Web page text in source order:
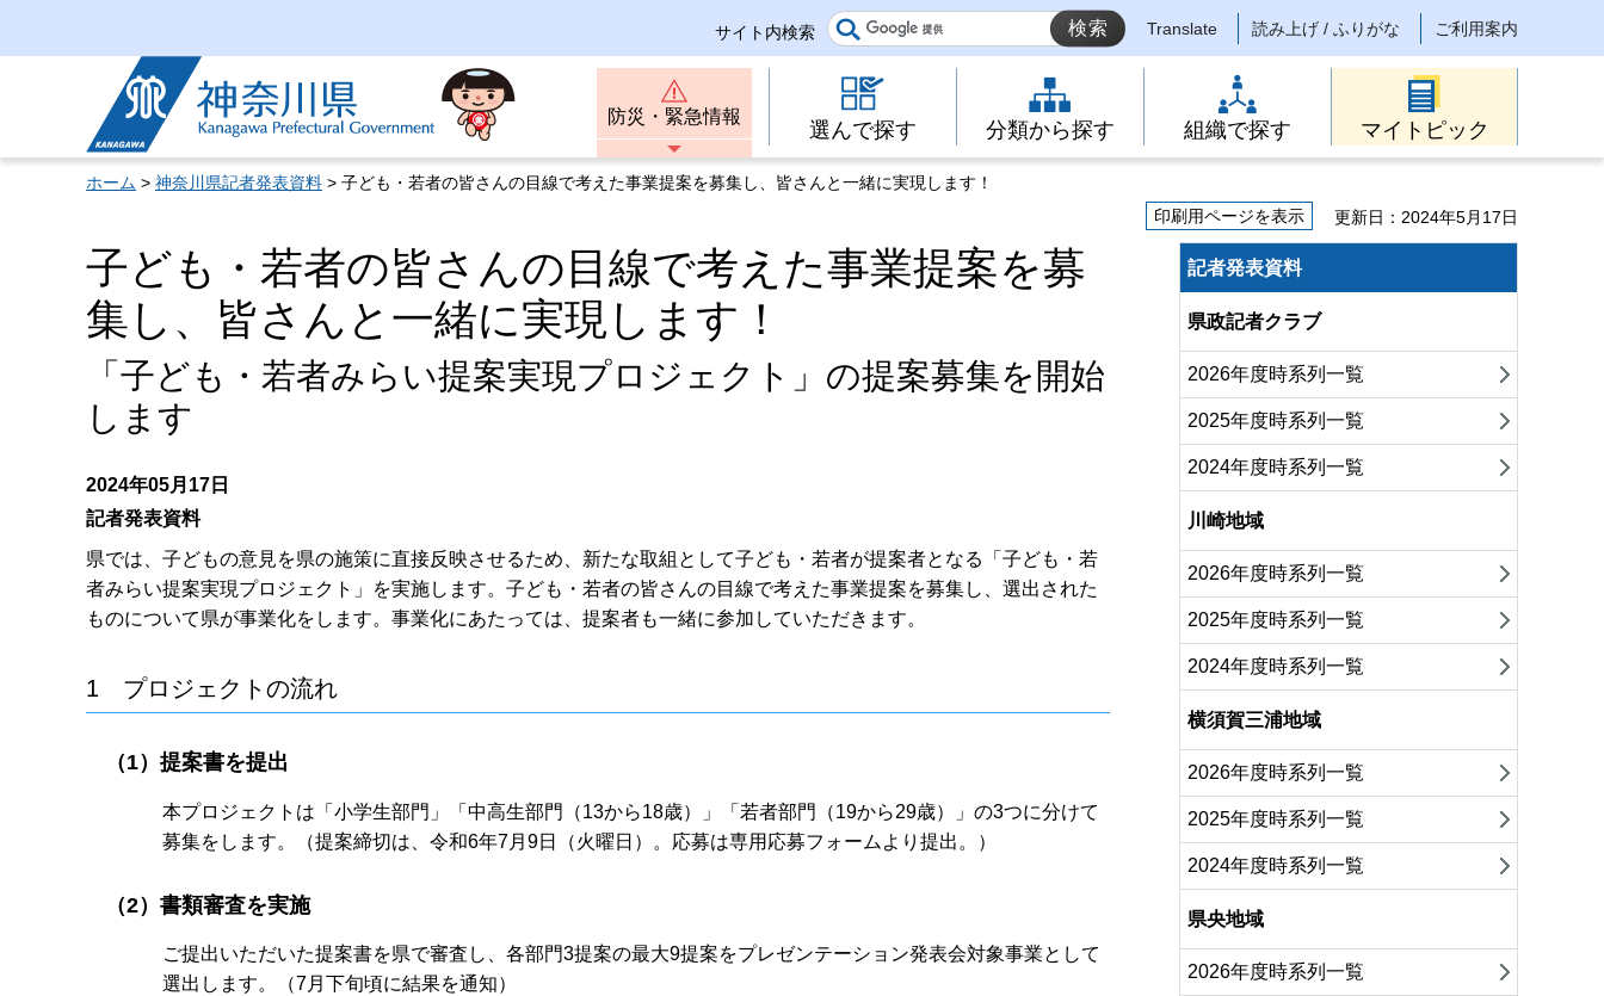
サイト内検索 Translate 読み上げ / ふりがな ご利用案内
神奈川県
防災・緊急情報
選んで探す 分類から探す 組織で探す マイトピック
ホーム > 神奈川県記者発表資料 > 子ども・若者の皆さんの目線で考えた事業提案を募集し、皆さんと一緒に実現します！
印刷用ページを表示
更新日：2024年5月17日
子ども・若者の皆さんの目線で考えた事業提案を募
集し、皆さんと一緒に実現します！
「子ども・若者みらい提案実現プロジェクト」の提案募集を開始
します
2024年05月17日
記者発表資料
県では、子どもの意見を県の施策に直接反映させるため、新たな取組として子ども・若者が提案者となる「子ども・若
者みらい提案実現プロジェクト」を実施します。子ども・若者の皆さんの目線で考えた事業提案を募集し、選出された
ものについて県が事業化をします。事業化にあたっては、提案者も一緒に参加していただきます。
1 プロジェクトの流れ
（1）提案書を提出
本プロジェクトは「小学生部門」「中高生部門（13から18歳）」「若者部門（19から29歳）」の3つに分けて
募集をします。（提案締切は、令和6年7月9日（火曜日）。応募は専用応募フォームより提出。）
（2）書類審査を実施
ご提出いただいた提案書を県で審査し、各部門3提案の最大9提案をプレゼンテーション発表会対象事業として
選出します。（7月下旬頃に結果を通知）
記者発表資料
県政記者クラブ
2026年度時系列一覧
2025年度時系列一覧
2024年度時系列一覧
川崎地域
2026年度時系列一覧
2025年度時系列一覧
2024年度時系列一覧
横須賀三浦地域
2026年度時系列一覧
2025年度時系列一覧
2024年度時系列一覧
県央地域
2026年度時系列一覧